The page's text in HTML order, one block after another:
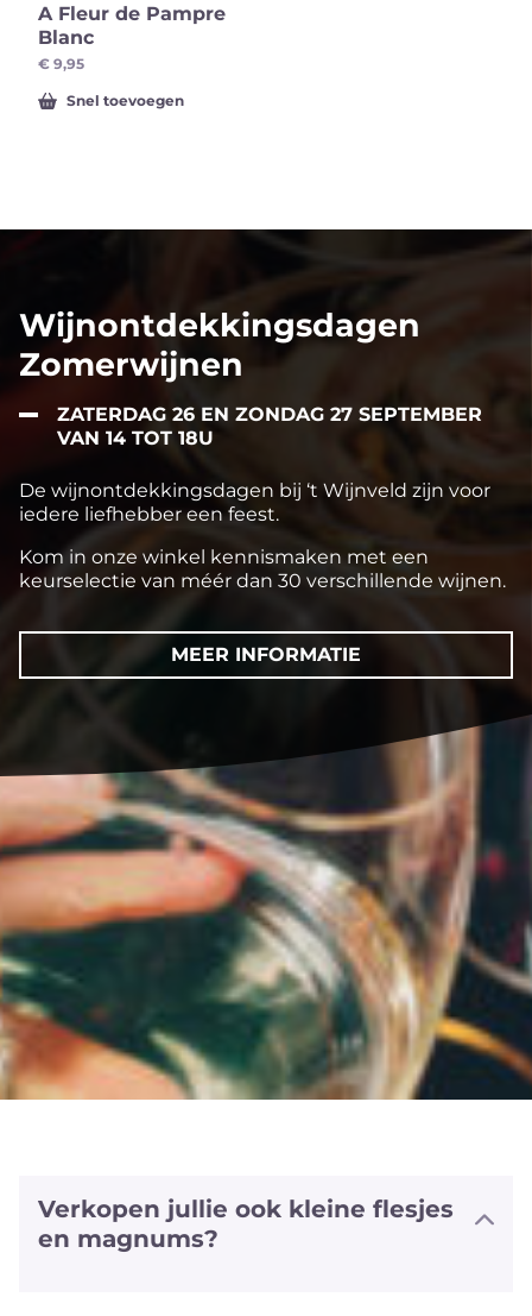
A Fleur de Pampre
Blanc
€ 9,95
Snel toevoegen
Wijnontdekkingsdagen
Zomerwijnen
ZATERDAG 26 EN ZONDAG 27 SEPTEMBER
VAN 14 TOT 18U
De wijnontdekkingsdagen bij ‘t Wijnveld zijn voor
iedere liefhebber een feest.
Kom in onze winkel kennismaken met een
keurselectie van méér dan 30 verschillende wijnen.
MEER INFORMATIE
Verkopen jullie ook kleine flesjes
en magnums?